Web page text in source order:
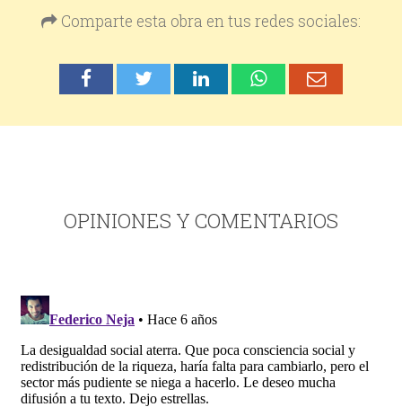
Comparte esta obra en tus redes sociales:
OPINIONES Y COMENTARIOS